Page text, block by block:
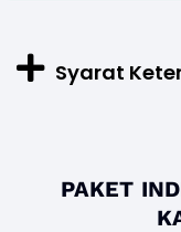
Syarat
PAKET